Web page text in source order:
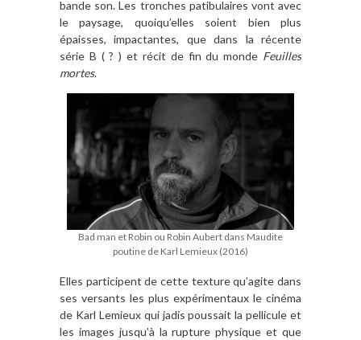
bande son. Les tronches patibulaires vont avec
le paysage, quoiqu’elles soient bien plus
épaisses, impactantes, que dans la récente
série B ( ? ) et récit de fin du monde Feuilles
mortes.
Bad man et Robin ou Robin Aubert dans Maudite
poutine de Karl Lemieux (2016)
Elles participent de cette texture qu’agite dans
ses versants les plus expérimentaux le cinéma
de Karl Lemieux qui jadis poussait la pellicule et
les images jusqu’à la rupture physique et que